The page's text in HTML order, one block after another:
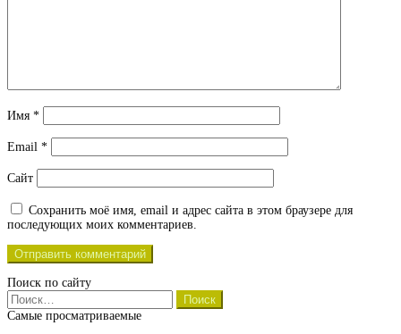
Имя *
Email *
Сайт
Сохранить моё имя, email и адрес сайта в этом браузере для
последующих моих комментариев.
Поиск по сайту
Найти:
Самые просматриваемые